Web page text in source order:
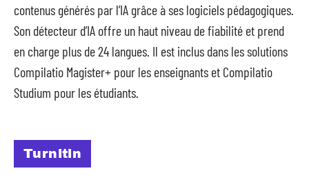
contenus générés par l’IA grâce à ses logiciels pédagogiques.
Son détecteur d’IA offre un haut niveau de fiabilité et prend
en charge plus de 24 langues. Il est inclus dans les solutions
Compilatio Magister+ pour les enseignants et Compilatio
Studium pour les étudiants.
Turnitin